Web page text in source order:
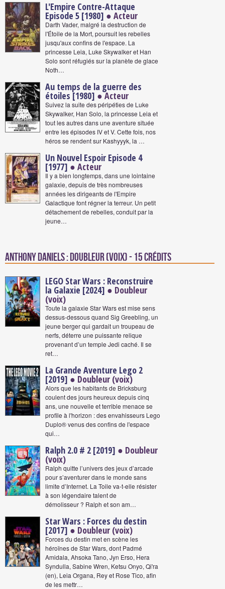
L'Empire Contre-Attaque
Episode 5 [1980] ● Acteur
Darth Vader, malgré la destruction de
l'Étoile de la Mort, poursuit les rebelles
jusqu'aux confins de l'espace. La
princesse Leia, Luke Skywalker et Han
Solo sont réfugiés sur la planète de glace
Noth…
Au temps de la guerre des
étoiles [1980] ● Acteur
Suivez la suite des péripéties de Luke
Skywalker, Han Solo, la princesse Leia et
tout les autres dans une aventure située
entre les épisodes IV et V. Cette fois, nos
héros se rendent sur Kashyyyk, la …
Un Nouvel Espoir Episode 4
[1977] ● Acteur
Il y a bien longtemps, dans une lointaine
galaxie, depuis de très nombreuses
années les dirigeants de l'Empire
Galactique font régner la terreur. Un petit
détachement de rebelles, conduit par la
jeune…
Anthony Daniels : Doubleur (voix) - 15 crédits
LEGO Star Wars : Reconstruire
la Galaxie [2024] ● Doubleur
(voix)
Toute la galaxie Star Wars est mise sens
dessus-dessous quand Sig Greebling, un
jeune berger qui gardait un troupeau de
nerfs, déterre une puissante relique
provenant d’un temple Jedi caché. Il se
ret…
La Grande Aventure Lego 2
[2019] ● Doubleur (voix)
Alors que les habitants de Bricksburg
coulent des jours heureux depuis cinq
ans, une nouvelle et terrible menace se
profile à l'horizon : des envahisseurs Lego
Duplo® venus des confins de l'espace
qui…
Ralph 2.0 # 2 [2019] ● Doubleur
(voix)
Ralph quitte l’univers des jeux d’arcade
pour s’aventurer dans le monde sans
limite d’Internet. La Toile va-t-elle résister
à son légendaire talent de
démolisseur ? Ralph et son am…
Star Wars : Forces du destin
[2017] ● Doubleur (voix)
Forces du destin met en scène les
héroïnes de Star Wars, dont Padmé
Amidala, Ahsoka Tano, Jyn Erso, Hera
Syndulla, Sabine Wren, Ketsu Onyo, Qi'ra
(en), Leia Organa, Rey et Rose Tico, afin
de les mettr…